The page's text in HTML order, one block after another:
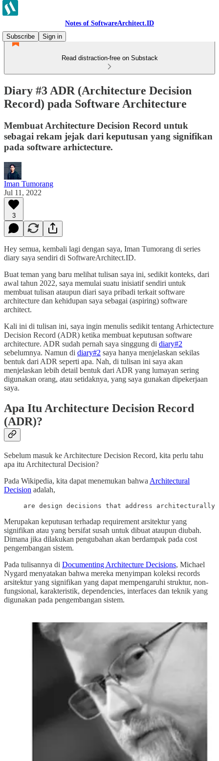
Notes of SoftwareArchitect.ID
Subscribe
Sign in
Read distraction-free on Substack
Diary #3 ADR (Architecture Decision
Record) pada Software Architecture
Membuat Architecture Decision Record untuk
sebagai rekam jejak dari keputusan yang signifikan
pada software arhictecture.
Iman Tumorang
Jul 11, 2022
3
Hey semua, kembali lagi dengan saya, Iman Tumorang di series
diary saya sendiri di SoftwareArchitect.ID.
Buat teman yang baru melihat tulisan saya ini, sedikit konteks, dari
awal tahun 2022, saya memulai suatu inisiatif sendiri untuk
membuat tulisan ataupun diari saya pribadi terkait software
architecture dan kehidupan saya sebagai (aspiring) software
architect.
Kali ini di tulisan ini, saya ingin menulis sedikit tentang Arhictecture
Decision Record (ADR) ketika membuat keputusan software
architecture. ADR sudah pernah saya singgung di diary#2
sebelumnya. Namun di diary#2 saya hanya menjelaskan sekilas
bentuk dari ADR seperti apa. Nah, di tulisan ini saya akan
menjelaskan lebih detail bentuk dari ADR yang lumayan sering
digunakan orang, atau setidaknya, yang saya gunakan dipekerjaan
saya.
Apa Itu Architecture Decision Record
(ADR)?
Sebelum masuk ke Architecture Decision Record, kita perlu tahu
apa itu Architectural Decision?
Pada Wikipedia, kita dapat menemukan bahwa Architectural
Decision adalah,
are design decisions that address
Merupakan keputusan terhadap requirement arsitektur yang
signifikan atau yang bersifat susah untuk dibuat ataupun diubah.
Dimana jika dilakukan pengubahan akan berdampak pada cost
pengembangan sistem.
Pada tulisannya di Documenting Architecture Decisions, Michael
Nygard menyatakan bahwa mereka menyimpan koleksi records
arsitektur yang signifikan yang dapat mempengaruhi struktur, non-
fungsional, karakteristik, dependencies, interfaces dan teknik yang
digunakan pada pengembangan sistem.